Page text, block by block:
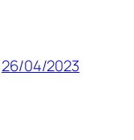
26/04/2023